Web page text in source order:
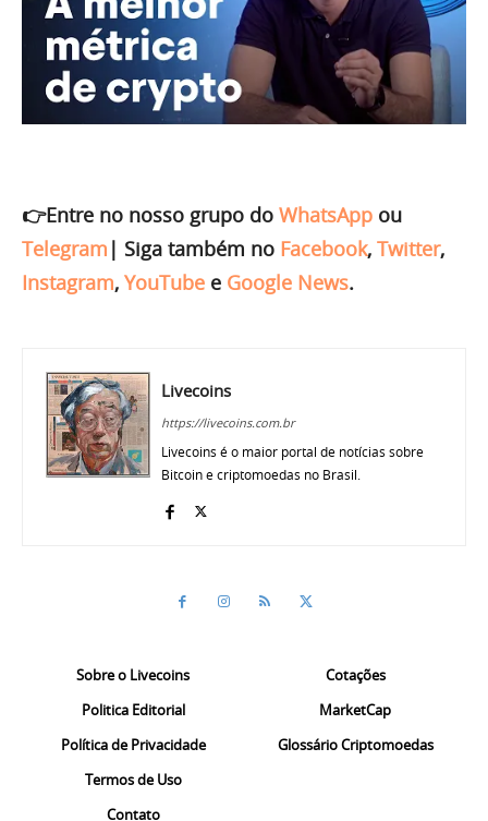
👉Entre no nosso grupo do WhatsApp ou
Telegram | Siga também no Facebook, Twitter,
Instagram, YouTube e Google News.
Livecoins
https://livecoins.com.br
Livecoins é o maior portal de notícias sobre
Bitcoin e criptomoedas no Brasil.
Sobre o Livecoins
Politica Editorial
Política de Privacidade
Termos de Uso
Contato
Cotações
MarketCap
Glossário Criptomoedas